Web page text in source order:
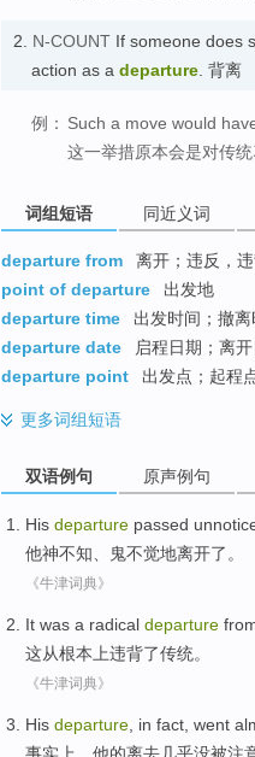
2. N-COUNT If someone does
action as a departure. 背离
例： Such a move would
这一举措原本会是对传统
词组短语 同近义词
departure from
离开；违反，
point of departure
出发地
departure time
出发时间；撤
departure date
启程日期；离
departure point
出发点；起程
更多词组短语
双语例句 原声例句
His departure passed
他神不知 、鬼不觉地离开了。
《牛津词典》
It was a radical departure
这从根本上违背了传统。
《牛津词典》
His departure in fact , went
事实上
他的离去几乎没被注